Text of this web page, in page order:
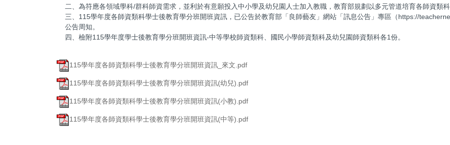
二、為符應各領域學科/群科師資需求，並利於有意願投入中小學及幼兒園人士加入教職，教育部規劃以多元管道培育各師資類科
三、115學年度各師資類科學士後教育學分班開班資訊，已公告於教育部「良師藝友」網站「訊息公告」專區（https://
公告周知。
四、檢附115學年度學士後教育學分班開班資訊-中等學校師資類科、國民小學師資類科及幼兒園師資類科各1份。
115學年度各師資類科學士後教育學分班開班資訊_來文.pdf
115學年度各師資類科學士後教育學分班開班資訊(幼兒).pdf
115學年度各師資類科學士後教育學分班開班資訊(小教).pdf
115學年度各師資類科學士後教育學分班開班資訊(中等).pdf